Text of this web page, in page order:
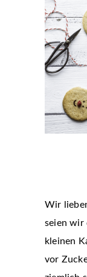
Wir
seien wir
kleinen
vor